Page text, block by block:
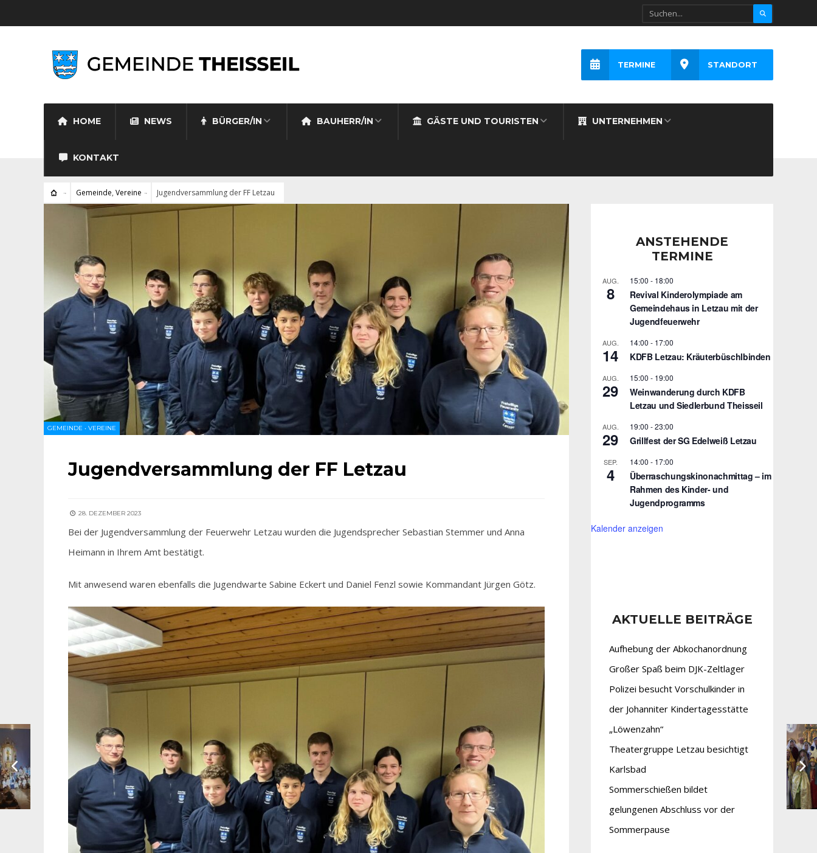
HOME NEWS BÜRGER/IN BAUHERR/IN GÄSTE UND TOURISTEN UNTERNEHMEN
KONTAKT
TERMINE STANDORT
Gemeinde, Vereine Jugendversammlung der FF Letzau
GEMEINDE • VEREINE
Jugendversammlung der FF Letzau
28. DEZEMBER 2023
Bei der Jugendversammlung der Feuerwehr Letzau wurden die Jugendsprecher Sebastian Stemmer und Anna
Heimann in Ihrem Amt bestätigt.
Mit anwesend waren ebenfalls die Jugendwarte Sabine Eckert und Daniel Fenzl sowie Kommandant Jürgen Götz.
ANSTEHENDE
TERMINE
AUG.
8
15:00 - 18:00
Revival Kinderolympiade am
Gemeindehaus in Letzau mit der
Jugendfeuerwehr
AUG.
14
14:00 - 17:00
KDFB Letzau: Kräuterbüschlbinden
AUG.
29
15:00 - 19:00
Weinwanderung durch KDFB
Letzau und Siedlerbund Theisseil
AUG.
29
19:00 -23:00
Grillfest der SG Edelweiß Letzau
SEP.
4
14:00 - 17:00
Überraschungskinonachmittag – im
Rahmen des Kinder- und
Jugendprogramms
Kalender anzeigen
AKTUELLE BEITRÄGE
Aufhebung der Abkochanordnung
Großer Spaß beim DJK-Zeltlager
Polizei besucht Vorschulkinder in
der Johanniter Kindertagesstätte
„Löwenzahn“
Theatergruppe Letzau besichtigt
Karlsbad
Sommerschießen bildet
gelungenen Abschluss vor der
Sommerpause